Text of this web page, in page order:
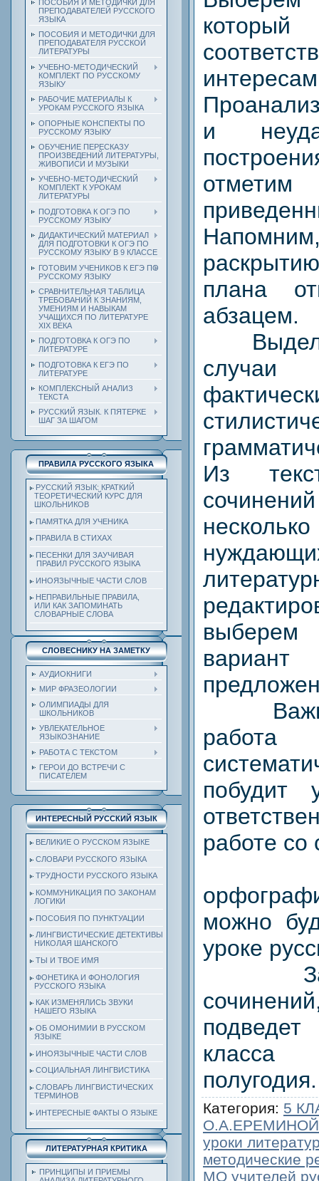
ПОСОБИЯ И МЕТОДИЧКИ ДЛЯ
ПРЕПОДАВАТЕЛЕЙ РУССКОГО
ЯЗЫКА
ПОСОБИЯ И МЕТОДИЧКИ ДЛЯ
ПРЕПОДАВАТЕЛЯ РУССКОЙ
ЛИТЕРАТУРЫ
УЧЕБНО-МЕТОДИЧЕСКИЙ
КОМПЛЕКТ ПО РУССКОМУ
ЯЗЫКУ
РАБОЧИЕ МАТЕРИАЛЫ К
УРОКАМ РУССКОГО ЯЗЫКА
ОПОРНЫЕ КОНСПЕКТЫ ПО
РУССКОМУ ЯЗЫКУ
ОБУЧЕНИЕ ПЕРЕСКАЗУ
ПРОИЗВЕДЕНИЙ ЛИТЕРАТУРЫ,
ЖИВОПИСИ И МУЗЫКИ
УЧЕБНО-МЕТОДИЧЕСКИЙ
КОМПЛЕКТ К УРОКАМ
ЛИТЕРАТУРЫ
ПОДГОТОВКА К ОГЭ ПО
РУССКОМУ ЯЗЫКУ
ДИДАКТИЧЕСКИЙ МАТЕРИАЛ
ДЛЯ ПОДГОТОВКИ К ОГЭ ПО
РУССКОМУ ЯЗЫКУ В 9 КЛАССЕ
ГОТОВИМ УЧЕНИКОВ К ЕГЭ ПО
РУССКОМУ ЯЗЫКУ
СРАВНИТЕЛЬНАЯ ТАБЛИЦА
ТРЕБОВАНИЙ К ЗНАНИЯМ,
УМЕНИЯМ И НАВЫКАМ
УЧАЩИХСЯ ПО ЛИТЕРАТУРЕ
ХIХ ВЕКА
ПОДГОТОВКА К ОГЭ ПО
ЛИТЕРАТУРЕ
ПОДГОТОВКА К ЕГЭ ПО
ЛИТЕРАТУРЕ
КОМПЛЕКСНЫЙ АНАЛИЗ
ТЕКСТА
РУССКИЙ ЯЗЫК. К ПЯТЕРКЕ
ШАГ ЗА ШАГОМ
ПРАВИЛА РУССКОГО ЯЗЫКА
РУССКИЙ ЯЗЫК: КРАТКИЙ
ТЕОРЕТИЧЕСКИЙ КУРС ДЛЯ
ШКОЛЬНИКОВ
ПАМЯТКА ДЛЯ УЧЕНИКА
ПРАВИЛА В СТИХАХ
ПЕСЕНКИ ДЛЯ ЗАУЧИВАЯ
ПРАВИЛ РУССКОГО ЯЗЫКА
ИНОЯЗЫЧНЫЕ ЧАСТИ СЛОВ
НЕПРАВИЛЬНЫЕ ПРАВИЛА,
ИЛИ КАК ЗАПОМИНАТЬ
СЛОВАРНЫЕ СЛОВА
СЛОВЕСНИКУ НА ЗАМЕТКУ
АУДИОКНИГИ
МИР ФРАЗЕОЛОГИИ
ОЛИМПИАДЫ ДЛЯ
ШКОЛЬНИКОВ
УВЛЕКАТЕЛЬНОЕ
ЯЗЫКОЗНАНИЕ
РАБОТА С ТЕКСТОМ
ГЕРОИ ДО ВСТРЕЧИ С
ПИСАТЕЛЕМ
ИНТЕРЕСНЫЙ РУССКИЙ ЯЗЫК
ВЕЛИКИЕ О РУССКОМ ЯЗЫКЕ
СЛОВАРИ РУССКОГО ЯЗЫКА
ТРУДНОСТИ РУССКОГО ЯЗЫКА
КОММУНИКАЦИЯ ПО ЗАКОНАМ
ЛОГИКИ
ПОСОБИЯ ПО ПУНКТУАЦИИ
ЛИНГВИСТИЧЕСКИЕ ДЕТЕКТИВЫ
НИКОЛАЯ ШАНСКОГО
ТЫ И ТВОЕ ИМЯ
ФОНЕТИКА И ФОНОЛОГИЯ
РУССКОГО ЯЗЫКА
КАК ИЗМЕНЯЛИСЬ ЗВУКИ
НАШЕГО ЯЗЫКА
ОБ ОМОНИМИИ В РУССКОМ
ЯЗЫКЕ
ИНОЯЗЫЧНЫЕ ЧАСТИ СЛОВ
СОЦИАЛЬНАЯ ЛИНГВИСТИКА
СЛОВАРЬ ЛИНГВИСТИЧЕСКИХ
ТЕРМИНОВ
ИНТЕРЕСНЫЕ ФАКТЫ О ЯЗЫКЕ
ЛИТЕРАТУРНАЯ КРИТИКА
ПРИНЦИПЫ И ПРИЕМЫ
и
плана
абзацем.
Из
Важно,
работа
побудит
работе со
можно
уроке
полугодия.
Категория: 5
О.А.ЕРЕМИНОЙ
уроки
методические
МО учителей